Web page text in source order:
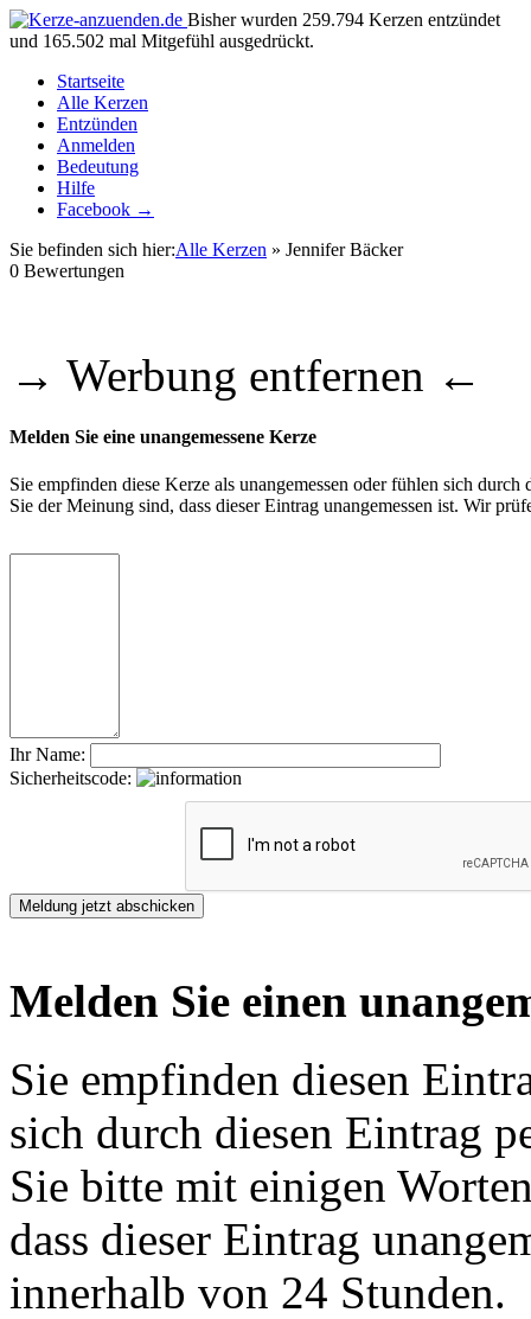
Bisher wurden 259.794 Kerzen entzündet
und 165.502 mal Mitgefühl ausgedrückt.
Startseite
Alle Kerzen
Entzünden
Anmelden
Bedeutung
Hilfe
Facebook →
Sie befinden sich hier:Alle Kerzen » Jennifer Bäcker
0 Bewertungen
→ Werbung entfernen ←
Melden Sie eine unangemessene Kerze
Sie empfinden diese Kerze als unangemessen oder fühlen sich
Sie der Meinung sind, dass dieser Eintrag unangemessen ist. Wir
Ihr Name:
Sicherheitscode:
Melden Sie einen
Sie empfinden diesen
sich durch diesen Eintrag
Sie bitte mit einigen
dass dieser Eintrag
innerhalb von 24 Stunden.